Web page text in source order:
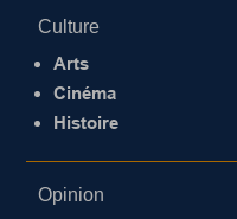
Culture
Arts
Cinéma
Histoire
Opinion